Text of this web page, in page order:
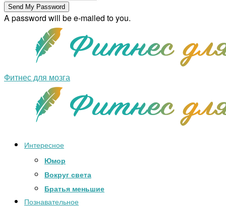
A password will be e-mailed to you.
Фитнес для мозга
Интересное
Юмор
Вокруг света
Братья меньшие
Познавательное